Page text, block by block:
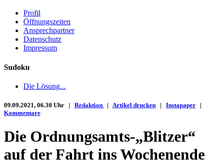
Profil
Öffnungszeiten
Ansprechpartner
Datenschutz
Impressum
Sudoku
Die Lösung...
09.09.2021, 06.30 Uhr | Redaktion | Artikel drucken | Instapaper |
Kommentare
Die Ordnungsamts-„Blitzer“
auf der Fahrt ins Wochenende